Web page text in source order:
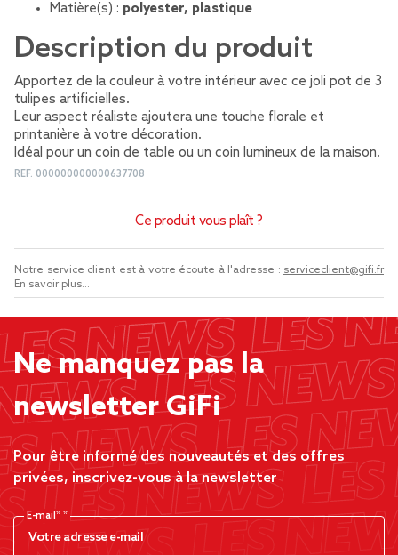
Matière(s) : polyester, plastique
Description du produit
Apportez de la couleur à votre intérieur avec ce joli pot de 3
tulipes artificielles.
Leur aspect réaliste ajoutera une touche florale et
printanière à votre décoration.
Idéal pour un coin de table ou un coin lumineux de la maison.
REF. 000000000000637708
Ce produit vous plaît ?
Notre service client est à votre écoute à l'adresse : serviceclient@gifi.fr
En savoir plus...
Ne manquez pas la
newsletter GiFi
Pour être informé des nouveautés et des offres
privées, inscrivez-vous à la newsletter
E-mail*